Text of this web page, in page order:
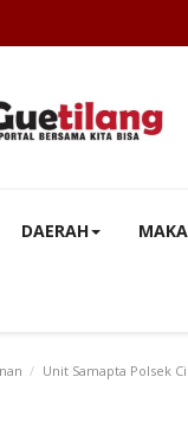
DAERAH
Unit Samapta Polsek